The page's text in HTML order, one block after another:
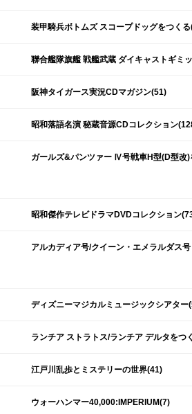
装甲騎兵ボトムズ スコープドッグをつく
聯合艦隊旗艦 戦艦武蔵 ダイキャストギミ
阪神タイガース実況CDマガジン(51)
昭和落語名演 秘蔵音源CDコレクション
昭和傑作テレビドラマDVDコレクション
ディズニーマジカルミュージックシアター
ランチア ストラトス/ランチア デルタをつ
江戸川乱歩とミステリーの世界(41)
ウォーハンマー40,000:IMPERIUM(7)